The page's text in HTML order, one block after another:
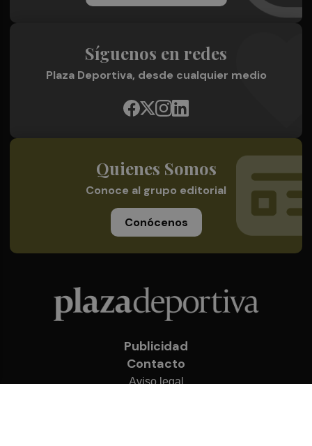
Síguenos en redes
Plaza Deportiva, desde cualquier medio
Quienes Somos
Conoce al grupo editorial
Conócenos
Publicidad
Contacto
Aviso legal